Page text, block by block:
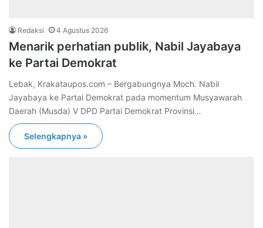
Redaksi 4 Agustus 2026
Menarik perhatian publik, Nabil Jayabaya
ke Partai Demokrat
Lebak, Krakataupos.com – Bergabungnya Moch. Nabil
Jayabaya ke Partai Demokrat pada momentum Musyawarah
Daerah (Musda) V DPD Partai Demokrat Provinsi…
Selengkapnya »